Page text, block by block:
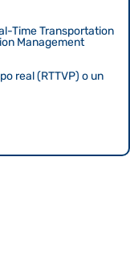
Time Transportation
Management
real (RTTVP) o un